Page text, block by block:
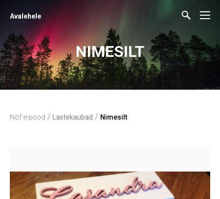
Avalehele
NIMESILT
Nöf e-pood / Lastekaubad / Nimesilt